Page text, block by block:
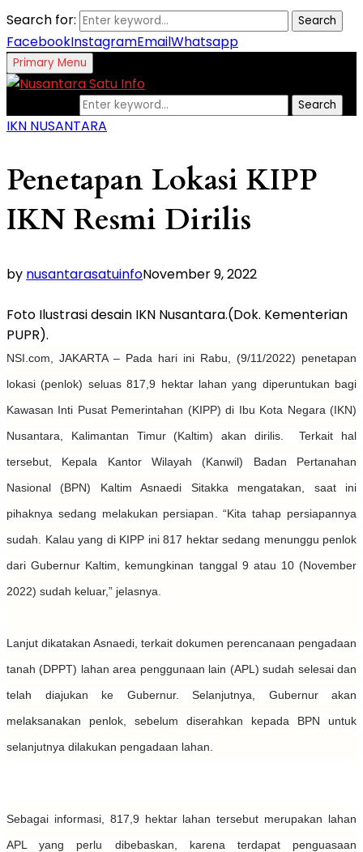
Search for:
Search
FacebookInstagramEmailWhatsapp
Primary Menu
Search
IKN NUSANTARA
Penetapan Lokasi KIPP
IKN Resmi Dirilis
by nusantarasatuinfoNovember 9, 2022
Foto Ilustrasi desain IKN Nusantara.(Dok. Kementerian
PUPR).
NSI.com, JAKARTA – Pada hari ini Rabu, (9/11/2022) penetapan
lokasi (penlok) seluas 817,9 hektar lahan yang diperuntukan bagi
Kawasan Inti Pusat Pemerintahan (KIPP) di Ibu Kota Negara (IKN)
Nusantara, Kalimantan Timur (Kaltim) akan dirilis. Terkait hal
tersebut, Kepala Kantor Wilayah (Kanwil) Badan Pertanahan
Nasional (BPN) Kaltim Asnaedi Sitakka mengatakan, saat ini
pihaknya sedang melakukan persiapan. “Kita tahap persiapannya
sudah. Kalau yang di KIPP ini 817 hektar sedang menunggu penlok
dari Gubernur Kaltim, kemungkinan tanggal 9 atau 10 (November
2022) sudah keluar,” jelasnya.
Lanjut dikatakan Asnaedi, terkait dokumen perencanaan pengadaan
tanah (DPPT) lahan area penggunaan lain (APL) sudah selesai dan
telah diajukan ke Gubernur. Selanjutnya, Gubernur akan
melaksanakan penlok, sebelum diserahkan kepada BPN untuk
selanjutnya dilakukan pengadaan lahan.
Sebagai informasi, 817,9 hektar lahan tersebut merupakan lahan
APL yang perlu dibebaskan, karena terdapat penguasaan